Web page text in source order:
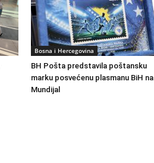
Bosna i Hercegovina
BH Pošta predstavila poštansku
marku posvećenu plasmanu BiH na
Mundijal